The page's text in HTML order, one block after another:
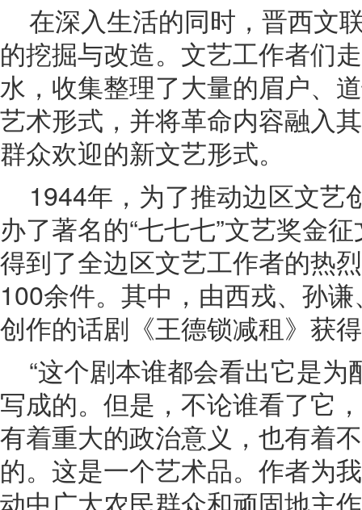
在深入生活的同时，晋西文
的挖掘与改造。文艺工作者们
水，收集整理了大量的眉户、
艺术形式，并将革命内容融入
群众欢迎的新文艺形式。
1944年，为了推动边区文艺
办了著名的“七七七”文艺奖金
得到了全边区文艺工作者的热
100余件。其中，由西戎、孙
创作的话剧《王德锁减租》获
“这个剧本谁都会看出它是
写成的。但是，不论谁看了它
有着重大的政治意义，也有着
的。这是一个艺术品。作者为
动中广大农民群众和顽固地主